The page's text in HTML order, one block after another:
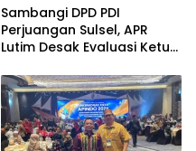
Sambangi DPD PDI
Perjuangan Sulsel, APR
Lutim Desak Evaluasi Ketua